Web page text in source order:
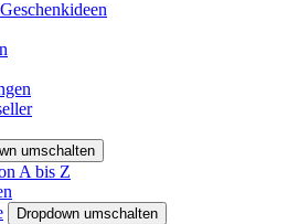
umschalten
A bis Z
Dropdown umschalten